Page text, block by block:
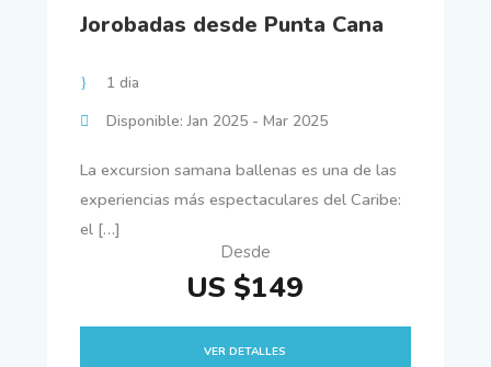
Jorobadas desde Punta Cana
1 dia
Disponible: Jan 2025 - Mar 2025
La excursion samana ballenas es una de las
experiencias más espectaculares del Caribe:
el […]
Desde
US $149
VER DETALLES